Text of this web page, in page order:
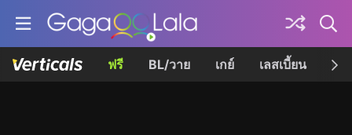
ฟรี BL/วาย เกย์ เลสเบี้ยน เค